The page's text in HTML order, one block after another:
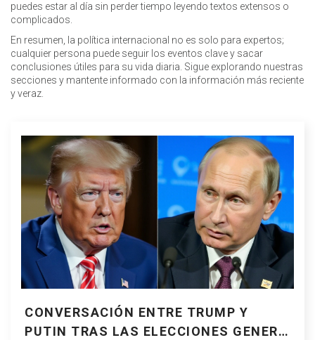
puedes estar al día sin perder tiempo leyendo textos extensos o
complicados.
En resumen, la política internacional no es solo para expertos;
cualquier persona puede seguir los eventos clave y sacar
conclusiones útiles para su vida diaria. Sigue explorando nuestras
secciones y mantente informado con la información más reciente
y veraz.
CONVERSACIÓN ENTRE TRUMP Y
PUTIN TRAS LAS ELECCIONES GENERA